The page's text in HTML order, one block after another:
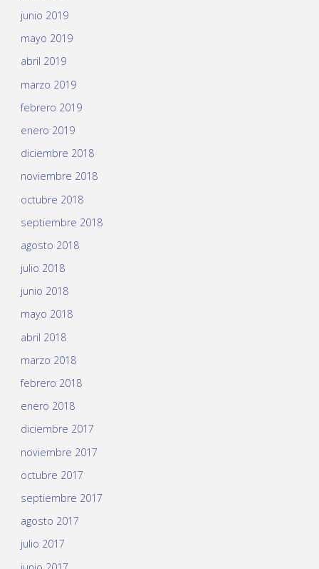
junio 2019
mayo 2019
abril 2019
marzo 2019
febrero 2019
enero 2019
diciembre 2018
noviembre 2018
octubre 2018
septiembre 2018
agosto 2018
julio 2018
junio 2018
mayo 2018
abril 2018
marzo 2018
febrero 2018
enero 2018
diciembre 2017
noviembre 2017
octubre 2017
septiembre 2017
agosto 2017
julio 2017